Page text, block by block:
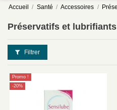
Accueil Santé Accessoires
Préservatifs et lubrifiants
Filtrer
Promo !
-20%